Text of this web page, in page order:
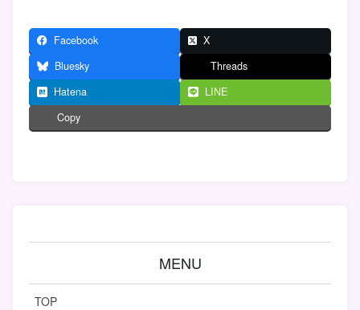
Facebook
X
Bluesky
Threads
Hatena
LINE
Copy
MENU
TOP